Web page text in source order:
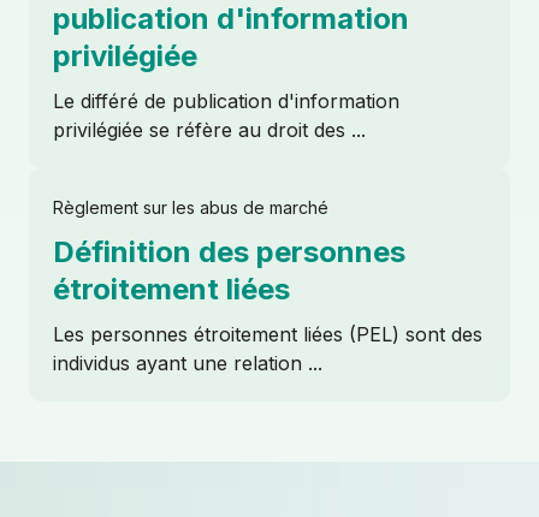
publication d'information
privilégiée
Le différé de publication d'information
privilégiée se réfère au droit des ...
Règlement sur les abus de marché
Définition des personnes
étroitement liées
Les personnes étroitement liées (PEL) sont des
individus ayant une relation ...